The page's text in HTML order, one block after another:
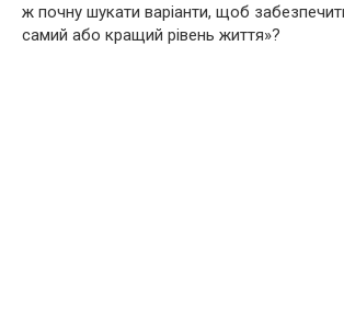
ж почну шукати варіанти, щоб
самий або кращий рівень життя»?